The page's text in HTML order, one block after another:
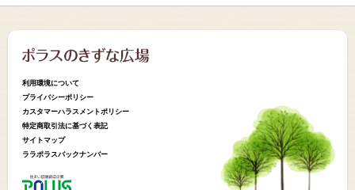
利用環境について
プライバシーポリシー
カスタマーハラスメントポリシー
特定商取引法に基づく表記
サイトマップ
ララポラスバックナンバー